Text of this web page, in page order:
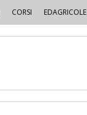
CORSI EDAGRICOLE